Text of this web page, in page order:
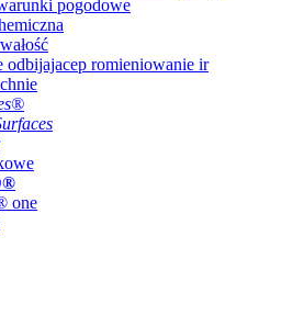
pogodowe
odbijajacep romieniowanie ir
one